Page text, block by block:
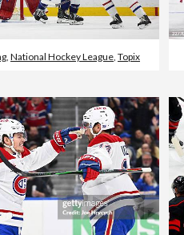
, National Hockey League, Topix